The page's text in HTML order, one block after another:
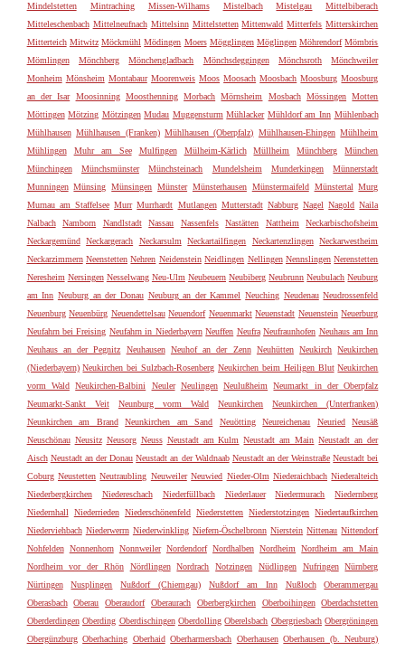
Mindelstetten
Mintraching Missen-Wilhams Mistelbach Mistelgau
Mittelbiberach
Mitteleschenbach Mittelneufnach Mittelsinn Mittelstetten Mittenwald Mitterfels Mitterskirchen
Mitterteich Mitwitz Möckmühl Mödingen Moers Mögglingen Möglingen Möhrendorf Mömbris
Mömlingen
Mönchberg Mönchengladbach Mönchsdeggingen Mönchsroth
Mönchweiler
Monheim Mönsheim Montabaur Moorenweis Moos Moosach Moosbach Moosburg Moosburg
an der Isar
Moosinning Moosthenning Morbach Mörnsheim Mosbach Mössingen Motten
Möttingen Mötzing Mötzingen Mudau Muggensturm Mühlacker Mühldorf am Inn Mühlenbach
Mühlhausen Mühlhausen (Franken) Mühlhausen (Oberpfalz) Mühlhausen-Ehingen Mühlheim
Mühlingen
Muhr am See Mulfingen Mülheim-Kärlich Müllheim Münchberg
München
Münchingen
Münchsmünster Münchsteinach Mundelsheim Munderkingen
Münnerstadt
Munningen Münsing Münsingen Münster Münsterhausen Münstermaifeld Münstertal Murg
Murnau am Staffelsee Murr Murrhardt Mutlangen Mutterstadt Nabburg Nagel Nagold Naila
Nalbach
Namborn Nandlstadt Nassau Nassenfels Nastätten Nattheim
Neckarbischofsheim
Neckargemünd Neckargerach Neckarsulm Neckartailfingen Neckartenzlingen Neckarwestheim
Neckarzimmern Neenstetten Nehren Neidenstein Neidlingen Nellingen Nennslingen Nerenstetten
Neresheim Nersingen Nesselwang Neu-Ulm Neubeuern Neubiberg Neubrunn Neubulach Neuburg
am Inn Neuburg an der Donau Neuburg an der Kammel Neuching Neudenau Neudrossenfeld
Neuenburg Neuenbürg Neuendettelsau Neuendorf Neuenmarkt Neuenstadt Neuenstein Neuerburg
Neufahrn bei Freising Neufahrn in Niederbayern Neuffen Neufra Neufraunhofen Neuhaus am Inn
Neuhaus an der Pegnitz
Neuhausen Neuhof an der Zenn Neuhütten Neukirch Neukirchen
(Niederbayern) Neukirchen bei Sulzbach-Rosenberg Neukirchen beim Heiligen Blut Neukirchen
vorm Wald Neukirchen-Balbini Neuler Neulingen Neulußheim
Neumarkt in der Oberpfalz
Neumarkt-Sankt Veit
Neunburg vorm Wald Neunkirchen
Neunkirchen (Unterfranken)
Neunkirchen am Brand
Neunkirchen am Sand Neuötting Neureichenau Neuried
Neusäß
Neuschönau Neusitz Neusorg Neuss Neustadt am Kulm Neustadt am Main Neustadt an der
Aisch Neustadt an der Donau Neustadt an der Waldnaab Neustadt an der Weinstraße Neustadt bei
Coburg Neustetten Neutraubling Neuweiler Neuwied Nieder-Olm Niederaichbach Niederalteich
Niederbergkirchen
Niedereschach Niederfüllbach Niederlauer Niedermurach
Niedernberg
Niedernhall
Niederrieden Niederschönenfeld Niederstetten Niederstotzingen Niedertaufkirchen
Niederviehbach Niederwerrn Niederwinkling Niefern-Öschelbronn Nierstein Nittenau Nittendorf
Nohfelden Nonnenhorn Nonnweiler Nordendorf Nordhalben Nordheim
Nordheim am Main
Nordheim vor der Rhön
Nördlingen Nordrach Notzingen Nüdlingen Nufringen
Nürnberg
Nürtingen
Nusplingen Nußdorf (Chiemgau) Nußdorf am Inn Nußloch
Oberammergau
Oberasbach
Oberau Oberaudorf Oberaurach Oberbergkirchen Oberboihingen
Oberdachstetten
Oberderdingen Oberding Oberdischingen Oberdolling Oberelsbach Obergriesbach Obergröningen
Obergünzburg Oberhaching Oberhaid Oberharmersbach Oberhausen Oberhausen (b. Neuburg)